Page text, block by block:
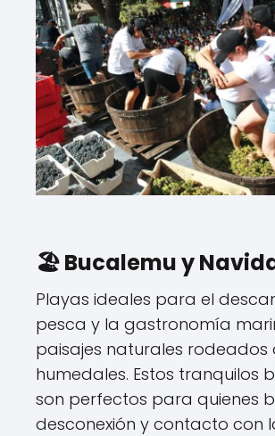
🏖️ Bucalemu y
Playas ideales para el
pesca y la gastronomía
paisajes naturales rodeados
humedales. Estos tranquilos
son perfectos para quienes
desconexión y contacto con